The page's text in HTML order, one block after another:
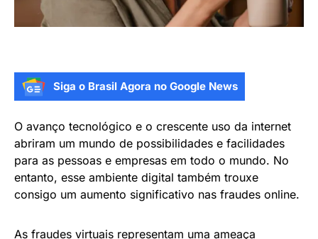
Siga o Brasil Agora no Google News
O avanço tecnológico e o crescente uso da internet
abriram um mundo de possibilidades e facilidades
para as pessoas e empresas em todo o mundo. No
entanto, esse ambiente digital também trouxe
consigo um aumento significativo nas fraudes online.
As fraudes virtuais representam uma ameaça